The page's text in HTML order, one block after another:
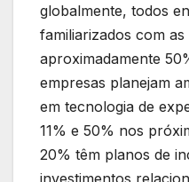
globalmente, todos
familiarizados com as
aproximadamente
empresas planejam
em tecnologia de
11% e 50% nos
20% têm planos de
investimentos